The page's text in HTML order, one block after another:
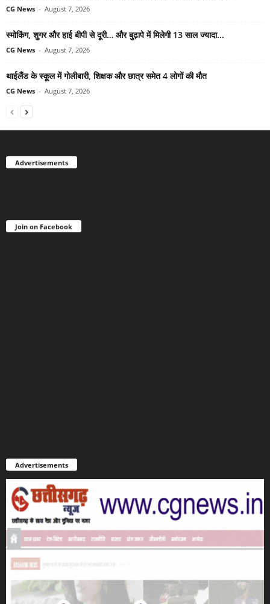
CG News - August 7, 2026
स्मोकिंग, शुगर और हाई बीपी से दूरी… और बुढ़ापे में मिलेगी 13 साल ज्यादा...
CG News - August 7, 2026
थाईलैंड के स्कूल में गोलीबारी, शिक्षक और छात्र समेत 4 लोगों की मौत
CG News - August 7, 2026
Advertisements
Join on Facebook
Advertisements